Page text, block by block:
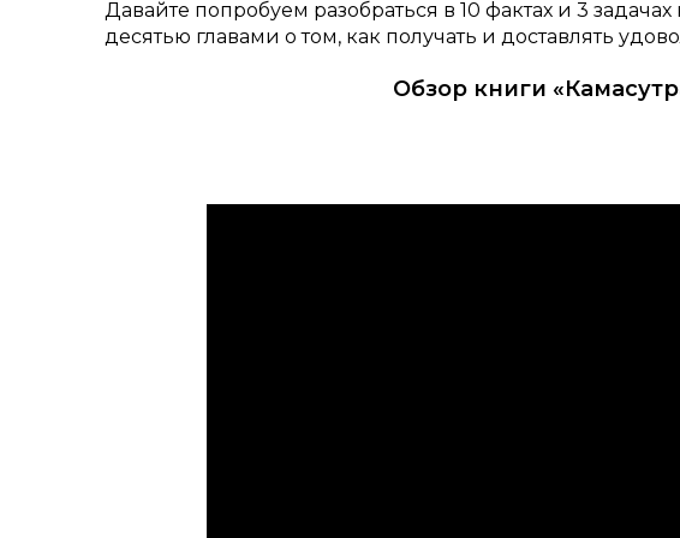
Давайте попробуем разобраться в 10 фактах и 3
десятью главами о том, как получать и доставлять
Обзор книги